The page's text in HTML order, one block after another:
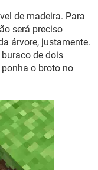
de madeira. Para
será preciso
árvore, justamente.
de dois
o broto no